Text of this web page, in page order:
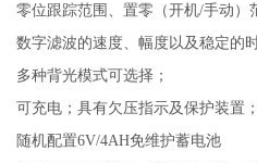
零位跟踪范围、置零（开机/手动）范
数字滤波的速度、幅度以及稳定的时间
多种背光模式可选择；
可充电；具有欠压指示及保护装置；
随机配置6V/4AH免维护蓄电池